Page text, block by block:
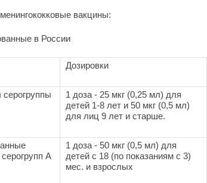
вакцины:
в России
Дозировки
1 доза - 25 мкг (0,25 мл) для
детей 1-8 лет и 50 мкг (0,5 мл)
для лиц 9 лет и старше.
А
1 доза - 50 мкг (0,5 мл) для
детей с 18 (по показаниям с 3)
мес. и взрослых